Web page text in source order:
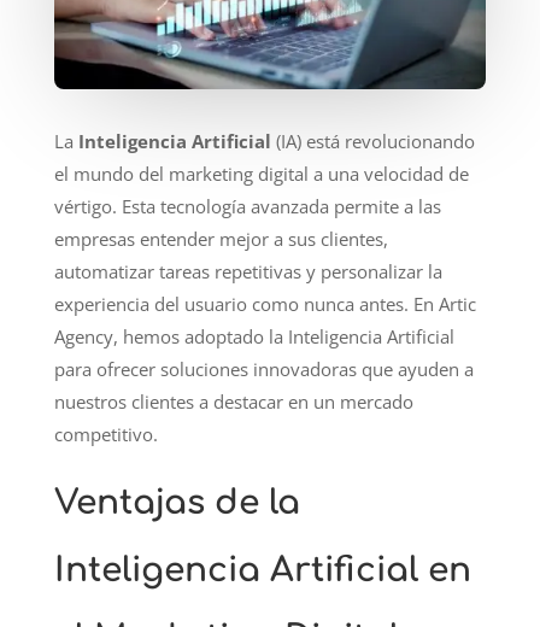
La Inteligencia Artificial (IA) está revolucionando
el mundo del marketing digital a una velocidad de
vértigo. Esta tecnología avanzada permite a las
empresas entender mejor a sus clientes,
automatizar tareas repetitivas y personalizar la
experiencia del usuario como nunca antes. En Artic
Agency, hemos adoptado la Inteligencia Artificial
para ofrecer soluciones innovadoras que ayuden a
nuestros clientes a destacar en un mercado
competitivo.
Ventajas de la
Inteligencia Artificial en